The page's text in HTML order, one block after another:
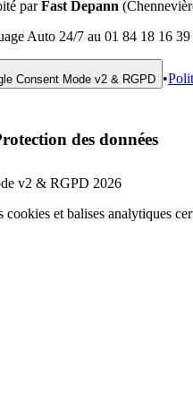
parFast Depann
Auto 24/7 au 01 84 18 16 39
Consent Mode v2 & RGPD •
des données
v2 & RGPD 2026
cookies et balises analytiques